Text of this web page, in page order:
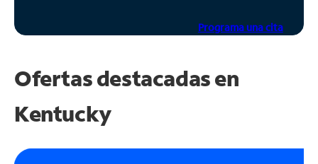
Programa una cita
Ofertas destacadas en
Kentucky